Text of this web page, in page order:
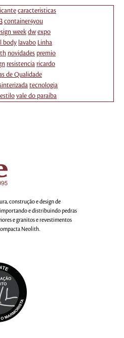
caracteristicas
container4you
week dw expo
body lavabo Linha
novidades premio
resistencia ricardo
de Qualidade
tecnologia
vale do paraíba
construção e design de
e distribuindo pedras
e granitos e revestimentos
Neolith.